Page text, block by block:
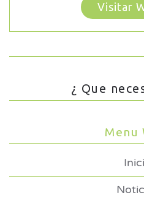
Visitar
¿ Que
Menu